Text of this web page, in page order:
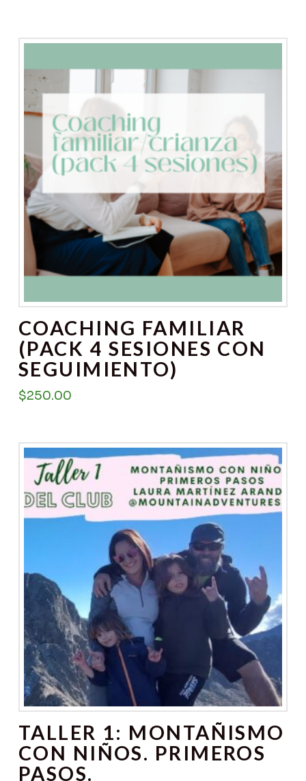
COACHING FAMILIAR
(PACK 4 SESIONES CON
SEGUIMIENTO)
$250.00
TALLER 1: MONTAÑISMO
CON NIÑOS. PRIMEROS
PASOS.